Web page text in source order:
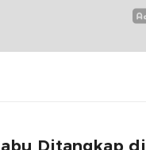
Ditangkap di